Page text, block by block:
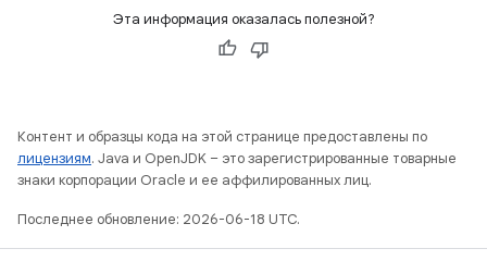
Эта информация оказалась полезной?
Контент и образцы кода на этой странице предоставлены по
лицензиям. Java и OpenJDK – это зарегистрированные товарные
знаки корпорации Oracle и ее аффилированных лиц.
Последнее обновление: 2026-06-18 UTC.